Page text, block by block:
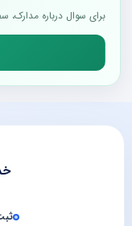
برای سوال درباره مدارک،